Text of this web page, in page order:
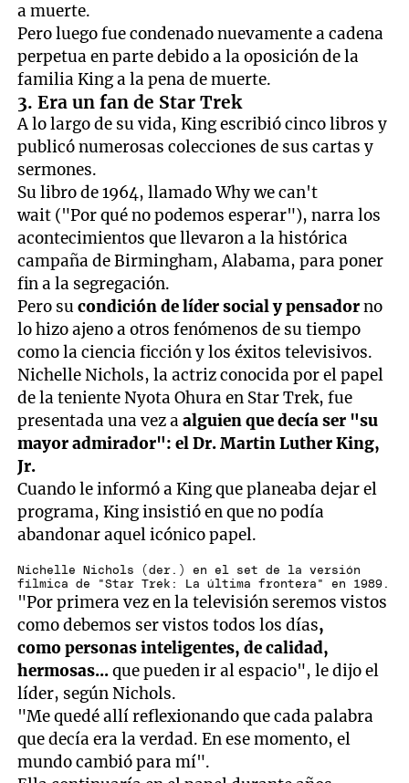
a muerte.
Pero luego fue condenado nuevamente a cadena
perpetua en parte debido a la oposición de la
familia King a la pena de muerte.
3. Era un fan de Star Trek
A lo largo de su vida, King escribió cinco libros y
publicó numerosas colecciones de sus cartas y
sermones.
Su libro de 1964, llamado Why we can't
wait ("Por qué no podemos esperar"), narra los
acontecimientos que llevaron a la histórica
campaña de Birmingham, Alabama, para poner
fin a la segregación.
Pero sucondición de líder social y pensadorno
lo hizo ajeno a otros fenómenos de su tiempo
como la ciencia ficción y los éxitos televisivos.
Nichelle Nichols, la actriz conocida por el papel
de la teniente Nyota Ohura en Star Trek, fue
presentada una vez aalguien que decía ser "su
mayor admirador": el Dr. Martin Luther King,
Jr.
Cuando le informó a King que planeaba dejar el
programa, King insistió en que no podía
abandonar aquel icónico papel.
Nichelle Nichols (der.) en el set de la versión
fílmica de "Star Trek: La última frontera" en 1989.
"Por primera vez en la televisión seremos vistos
como debemos ser vistos todos los días,
como personas inteligentes, de calidad,
hermosas...que pueden ir al espacio", le dijo el
líder, según Nichols.
"Me quedé allí reflexionando que cada palabra
que decía era la verdad. En ese momento, el
mundo cambió para mí".